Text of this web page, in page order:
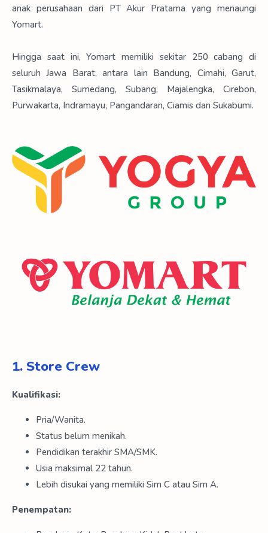
anak perusahaan dari PT Akur Pratama yang menaungi
Yomart.
Hingga saat ini, Yomart memiliki sekitar 250 cabang di
seluruh Jawa Barat, antara lain Bandung, Cimahi, Garut,
Tasikmalaya, Sumedang, Subang, Majalengka, Cirebon,
Purwakarta, Indramayu, Pangandaran, Ciamis dan Sukabumi.
1.Store Crew
Kualifikasi:
Pria/Wanita.
Status belum menikah.
Pendidikan terakhir SMA/SMK.
Usia maksimal 22 tahun.
Lebih disukai yang memiliki Sim C atau Sim A.
Penempatan: